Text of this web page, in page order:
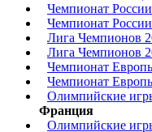
Чемпионат
Чемпионат
Лига Чемпионов
Лига Чемпионов
Чемпионат
Чемпионат
Олимпийские
Франция
Олимпийские